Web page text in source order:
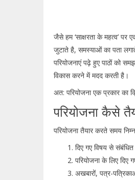
जैसे हम ‘साक्षरता के महत्व’
जुटाते है, समस्याओं का पता
परियोजनाएं पढ़े हुए पाठों को
विकास करने में मदद करती है।
अत: परियोजना एक प्रकार का
परियोजना कैसे
परियोजना तैयार करते समय
दिए गए विषय से
परियोजना के लिए दिए
अखबारों, पत्र-